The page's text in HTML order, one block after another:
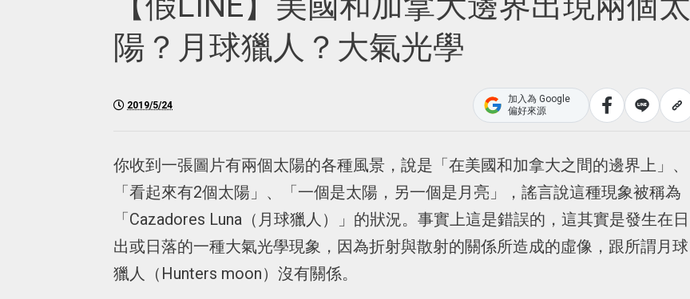
陽？月球獵人？大氣光學
2019/5/24
加入為 Google
偏好來源
你收到一張圖片有兩個太陽的各種風景，說是「在美國和加拿大之間的邊界上」、
「看起來有2個太陽」、「一個是太陽，另一個是月亮」，謠言說這種現象被稱為
「Cazadores Luna（月球獵人）」的狀況。事實上這是錯誤的，這其實是發生在日
出或日落的一種大氣光學現象，因為折射與散射的關係所造成的虛像，跟所謂月球
獵人（Hunters moon）沒有關係。